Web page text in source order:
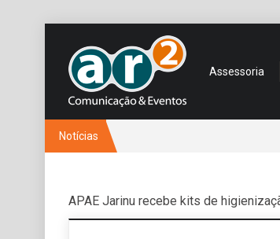
Assessoria
Notícias
APAE Jarinu recebe kits de